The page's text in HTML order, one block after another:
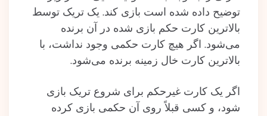
توضیح داده‌ شده‌ است بازی کند. یک تریک توسط
بالاترین کارت حکم بازی شده‌ در آن برنده‌
می‌شود. اگر هیچ کارت حکمی وجود نداشت، با
بالاترین کارت خال زمینه برنده می‌شود.
اگر یک کارت غیرحکم برای شروع تریک بازی
شود، و کسی قبلاً روی آن حکمی بازی کرده